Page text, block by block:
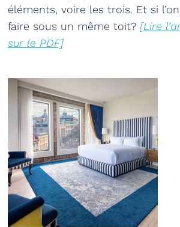
éléments, voire les trois. Et si
faire sous un même toit? [Lire
sur le PDF]